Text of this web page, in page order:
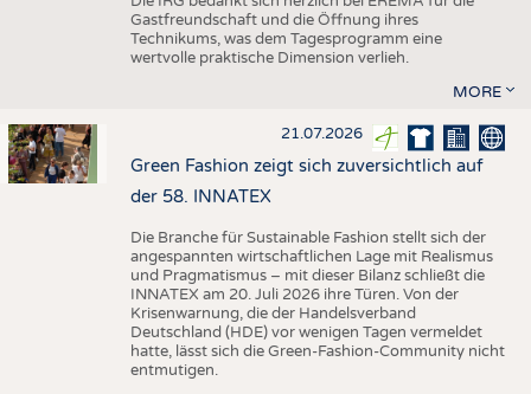
Gastfreundschaft und die Öffnung ihres
Technikums, was dem Tagesprogramm eine
wertvolle praktische Dimension verlieh.
MORE
21.07.2026
Green Fashion zeigt sich zuversichtlich auf
der 58. INNATEX
Die Branche für Sustainable Fashion stellt sich der
angespannten wirtschaftlichen Lage mit Realismus
und Pragmatismus – mit dieser Bilanz schließt die
INNATEX am 20. Juli 2026 ihre Türen. Von der
Krisenwarnung, die der Handelsverband
Deutschland (HDE) vor wenigen Tagen vermeldet
hatte, lässt sich die Green-Fashion-Community nicht
entmutigen.